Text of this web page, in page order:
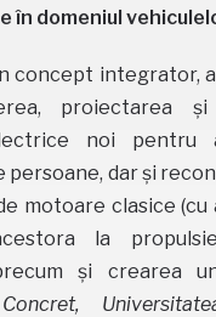
în domeniul
concept integrator,
proiectarea
noi pentru
persoane, dar și
motoare clasice
la
și crearea
Concret,